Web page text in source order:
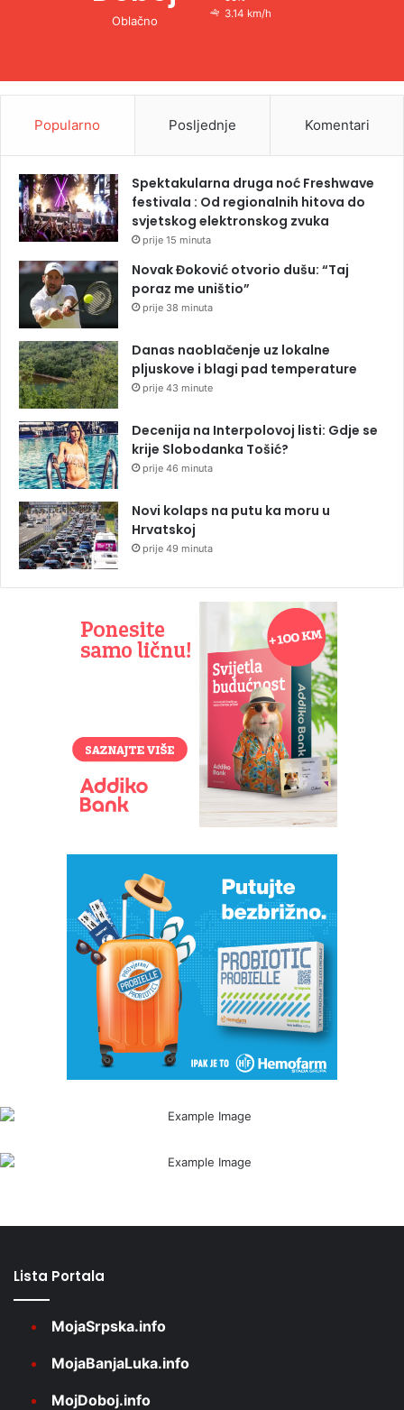
Oblačno
3.14 km/h
Popularno Posljednje Komentari
Spektakularna druga noć Freshwave
festivala : Od regionalnih hitova do
svjetskog elektronskog zvuka
prije 15 minuta
Novak Đoković otvorio dušu: “Taj
poraz me uništio”
prije 38 minuta
Danas naoblačenje uz lokalne
pljuskove i blagi pad temperature
prije 43 minute
Decenija na Interpolovoj listi: Gdje se
krije Slobodanka Tošić?
prije 46 minuta
Novi kolaps na putu ka moru u
Hrvatskoj
prije 49 minuta
Lista Portala
MojaSrpska.info
MojaBanjaLuka.info
MojDoboj.info